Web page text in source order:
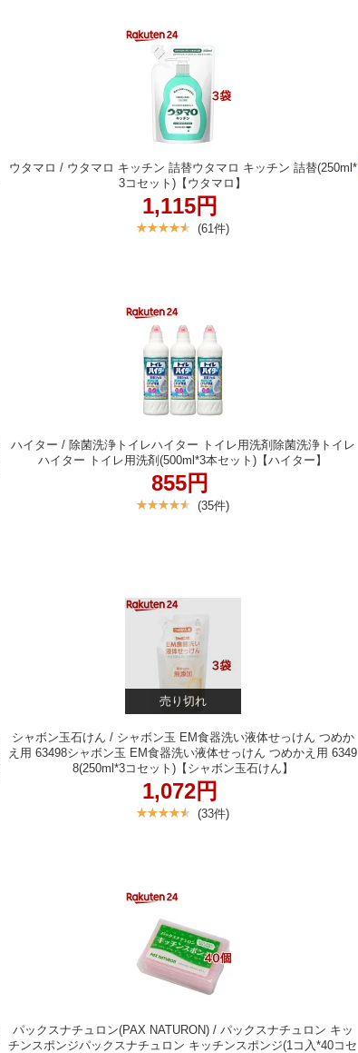
ウタマロ / ウタマロ キッチン 詰替ウタマロ キッチン 詰替(250ml*
3コセット)【ウタマロ】
1,115円
(61件)
ハイター / 除菌洗浄トイレハイター トイレ用洗剤除菌洗浄トイレ
ハイター トイレ用洗剤(500ml*3本セット)【ハイター】
855円
(35件)
売り切れ
シャボン玉石けん / シャボン玉 EM食器洗い液体せっけん つめか
え用 63498シャボン玉 EM食器洗い液体せっけん つめかえ用 6349
8(250ml*3コセット)【シャボン玉石けん】
1,072円
(33件)
パックスナチュロン(PAX NATURON) / パックスナチュロン キッ
チンスポンジパックスナチュロン キッチンスポンジ(1コ入*40コセ